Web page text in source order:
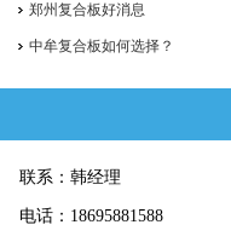
郑州复合板好消息
中牟复合板如何选择？
联系：韩经理
电话：18695881588